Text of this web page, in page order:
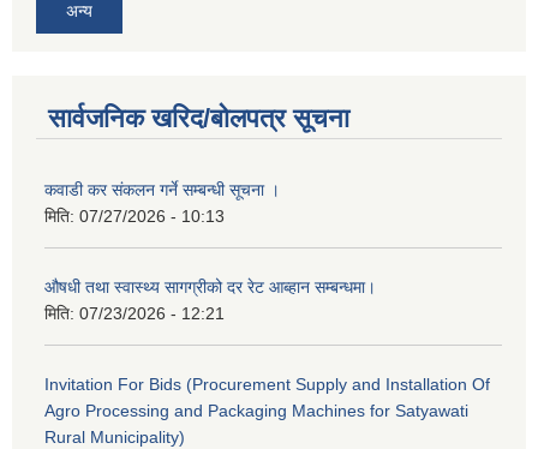
अन्य
सार्वजनिक खरिद/बोलपत्र सूचना
कवाडी कर संकलन गर्ने सम्बन्धी सूचना ।
मिति: 07/27/2026 - 10:13
औषधी तथा स्वास्थ्य सागग्रीको दर रेट आब्हान सम्बन्धमा।
मिति: 07/23/2026 - 12:21
Invitation For Bids (Procurement Supply and Installation Of
Agro Processing and Packaging Machines for Satyawati
Rural Municipality)